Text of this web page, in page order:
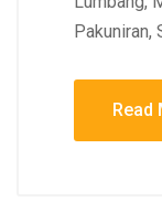
Pakuniran,
Read